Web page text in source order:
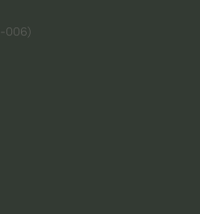
006)